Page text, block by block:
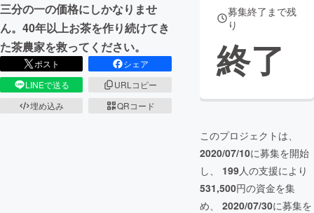
三分の一の価格にしかなりませ
ん。40年以上お茶を作り続けてき
た茶農家を救ってください。
ポスト
シェア
LINEで送る
URLコピー
埋め込み
QRコード
募集終了まで残
り
終了
このプロジェクトは、
2020/07/10に募集を開始
し、 199人の支援により
531,500円の資金を集
め、 2020/07/30に募集を